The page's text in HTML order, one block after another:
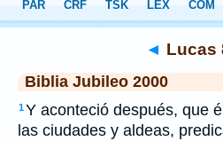
>JUB> Lucas 8
◄ Lucas
Biblia Jubileo 2000
1Y aconteció después, que
las ciudades y aldeas,